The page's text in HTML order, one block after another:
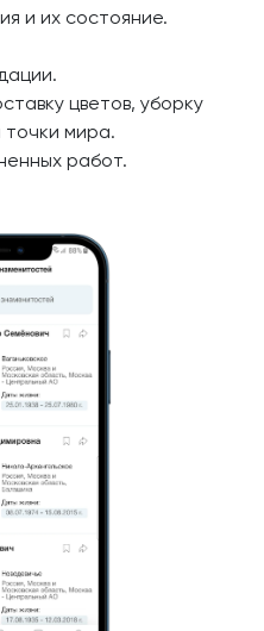
и их состояние.
цветов, уборку
мира.
работ.